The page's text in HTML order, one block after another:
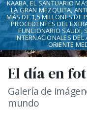
El día en
Galería de
mundo
KAABA, EL SANTUARIO
LA GRAN MEZQUITA,
MÁS DE 1,5 MILLONES DE
PROCEDENTES DEL
FUNCIONARIO SAUDÍ,
INTERNACIONALES
ORIENTE